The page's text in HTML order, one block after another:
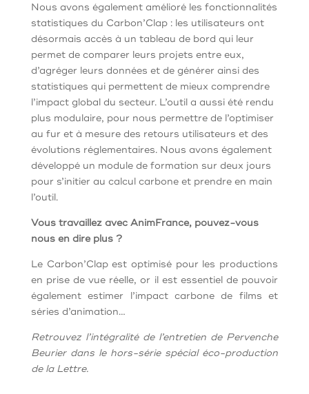
Nous avons également amélioré les fonctionnalités
statistiques du Carbon’Clap : les utilisateurs ont
désormais accès à un tableau de bord qui leur
permet de comparer leurs projets entre eux,
d’agréger leurs données et de générer ainsi des
statistiques qui permettent de mieux comprendre
l’impact global du secteur. L’outil a aussi été rendu
plus modulaire, pour nous permettre de l’optimiser
au fur et à mesure des retours utilisateurs et des
évolutions réglementaires. Nous avons également
développé un module de formation sur deux jours
pour s’initier au calcul carbone et prendre en main
l’outil.
Vous travaillez avec AnimFrance, pouvez-vous
nous en dire plus ?
Le Carbon’Clap est optimisé pour les productions
en prise de vue réelle, or il est essentiel de pouvoir
également estimer l’impact carbone de films et
séries d’animation…
Retrouvez l’intégralité de l’entretien de Pervenche
Beurier dans le hors-série spécial éco-production
de la Lettre.